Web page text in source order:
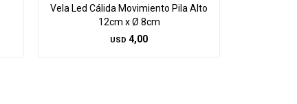
Vela Led Cálida Movimiento Pila Alto
12cm x Ø 8cm
USD 4,00